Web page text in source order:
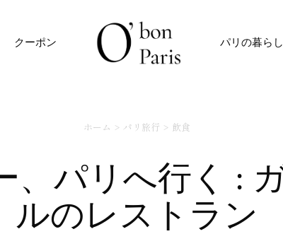
クーポン パリの暮らし
ホーム パリ旅行 飲食
ルのレストラン